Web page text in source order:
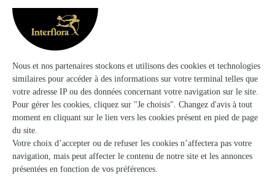
Arum
Beaumont
★ ★★★ ★4.7 (23)
4, avenue du Mont Dore
Voir la boutique